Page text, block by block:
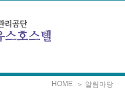
HOME ＞ 알림마당